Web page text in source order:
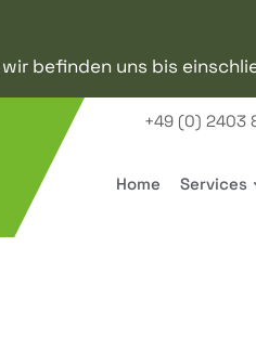
befinden uns bis
+49 (0) 2403
Home Services